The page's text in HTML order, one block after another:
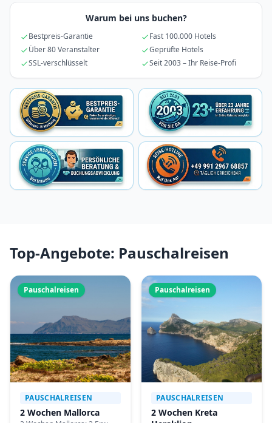
Warum bei uns buchen?
Bestpreis-Garantie
Fast 100.000 Hotels
Über 80 Veranstalter
Geprüfte Hotels
SSL-verschlüsselt
Seit 2003 – Ihr Reise-Profi
Top-Angebote: Pauschalreisen
Pauschalreisen
PAUSCHALREISEN
2 Wochen Mallorca
Pauschalreisen
PAUSCHALREISEN
2 Wochen Kreta